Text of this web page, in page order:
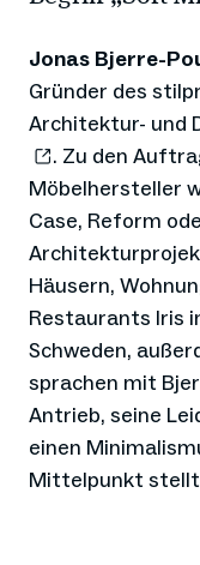
Jonas Bjerre-
Gründer des
Architektur- und
. Zu den
Möbelhersteller
Case, Reform
Häusern,
Restaurants Iris
Schweden,
sprachen mit
Antrieb, seine
einen
Mittelpunkt